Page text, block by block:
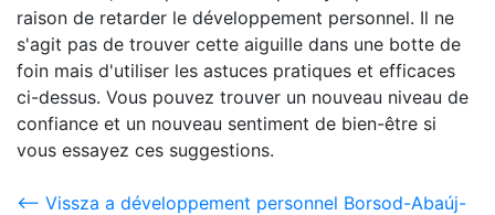
raison de retarder le développement personnel. Il ne
s'agit pas de trouver cette aiguille dans une botte de
foin mais d'utiliser les astuces pratiques et efficaces
ci-dessus. Vous pouvez trouver un nouveau niveau de
confiance et un nouveau sentiment de bien-être si
vous essayez ces suggestions.
<-- Vissza a développement personnel Borsod-Abaúj-